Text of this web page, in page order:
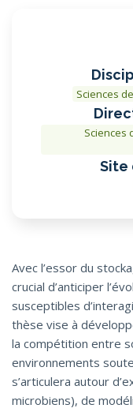
Sciences
Sciences
Site
Avec l’essor du
crucial d’anticiper
susceptibles
thèse vise à
la compétition entre
environnements
s’articulera autour
microbiens), de